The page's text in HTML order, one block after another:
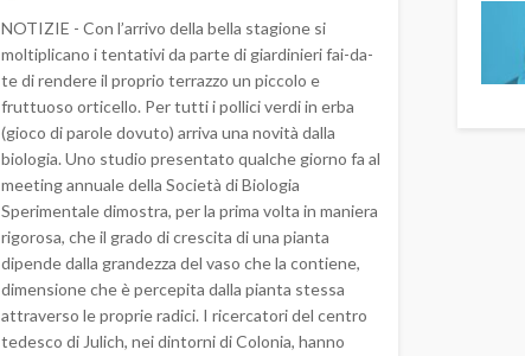
NOTIZIE - Con l’arrivo della bella stagione si
moltiplicano i tentativi da parte di giardinieri fai-da-
te di rendere il proprio terrazzo un piccolo e
fruttuoso orticello. Per tutti i pollici verdi in erba
(gioco di parole dovuto) arriva una novità dalla
biologia. Uno studio presentato qualche giorno fa al
meeting annuale della Società di Biologia
Sperimentale dimostra, per la prima volta in maniera
rigorosa, che il grado di crescita di una pianta
dipende dalla grandezza del vaso che la contiene,
dimensione che è percepita dalla pianta stessa
attraverso le proprie radici. I ricercatori del centro
tedesco di Julich, nei dintorni di Colonia, hanno